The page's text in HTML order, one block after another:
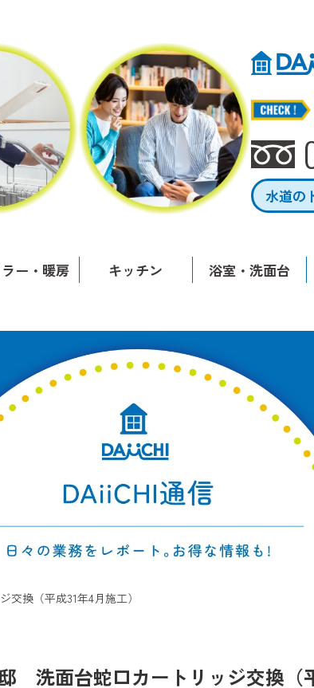
水道の
ー・暖房 キッチン 浴室・洗面台
換（平成31年4月施工）
洗面台蛇口カートリッジ交換（